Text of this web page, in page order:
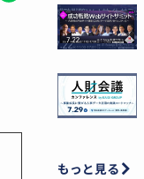
もっと見る